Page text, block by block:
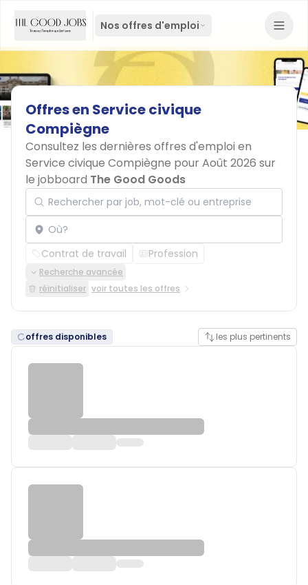
Nos offres d'emploi
Offresen Servicecivique
Compiègne
Consultez les dernières offres d'emploi en
Service civique Compiègne pour Août 2026 sur
le jobboard The Good Goods
Rechercher par job, mot-clé ou entreprise
Localisation
Contrat de travail Profession
Recherche avancée
réinitialiser voir toutes les offres
offres disponibles les plus pertinents